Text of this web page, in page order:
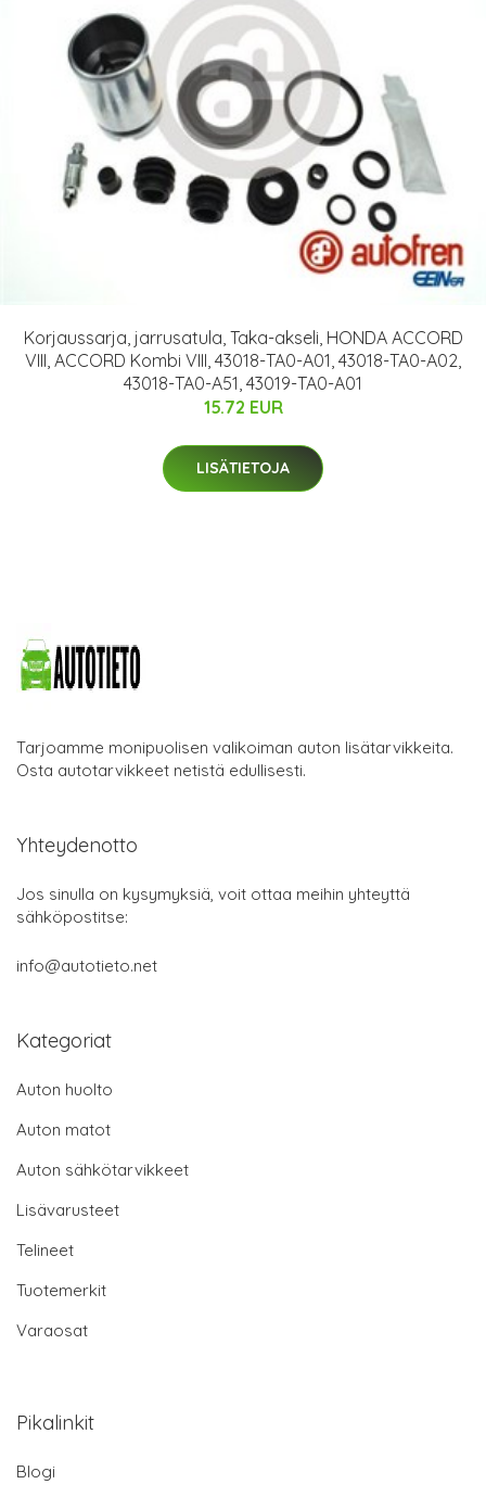
Korjaussarja, jarrusatula, Taka-akseli, HONDA ACCORD
VIII, ACCORD Kombi VIII, 43018-TA0-A01, 43018-TA0-A02,
43018-TA0-A51, 43019-TA0-A01
15.72 EUR
LISÄTIETOJA
Tarjoamme monipuolisen valikoiman auton lisätarvikkeita.
Osta autotarvikkeet netistä edullisesti.
Yhteydenotto
Jos sinulla on kysymyksiä, voit ottaa meihin yhteyttä
sähköpostitse:
info@autotieto.net
Kategoriat
Auton huolto
Auton matot
Auton sähkötarvikkeet
Lisävarusteet
Telineet
Tuotemerkit
Varaosat
Pikalinkit
Blogi